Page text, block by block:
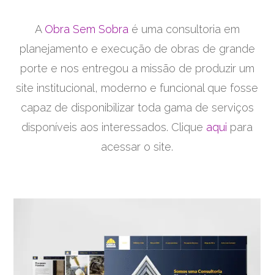
A Obra Sem Sobra é uma consultoria em
planejamento e execução de obras de grande
porte e nos entregou a missão de produzir um
site institucional, moderno e funcional que fosse
capaz de disponibilizar toda gama de serviços
disponíveis aos interessados. Clique aqui para
acessar o site.